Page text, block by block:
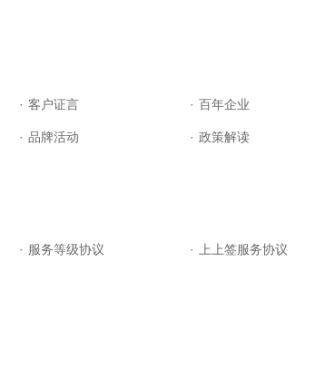
· 客户证言 · 百年企业
· 品牌活动 · 政策解读
· 服务等级协议 · 上上签服务协议